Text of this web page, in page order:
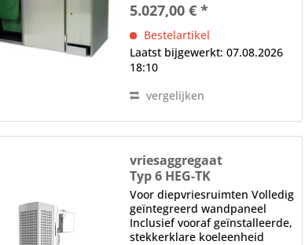
verwisselbaar zonder
gereedschap elektronische
controle (achter het
diafragma)...
5.027,00 € *
Bestelartikel
Laatst bijgewerkt: 07.08.2026
18:10
vergelijken
vriesaggregaat
Typ 6 HEG-TK
Voor diepvriesruimten Volledig
geïntegreerd wandpaneel
Inclusief vooraf geïnstalleerde,
stekkerklare koeleenheid